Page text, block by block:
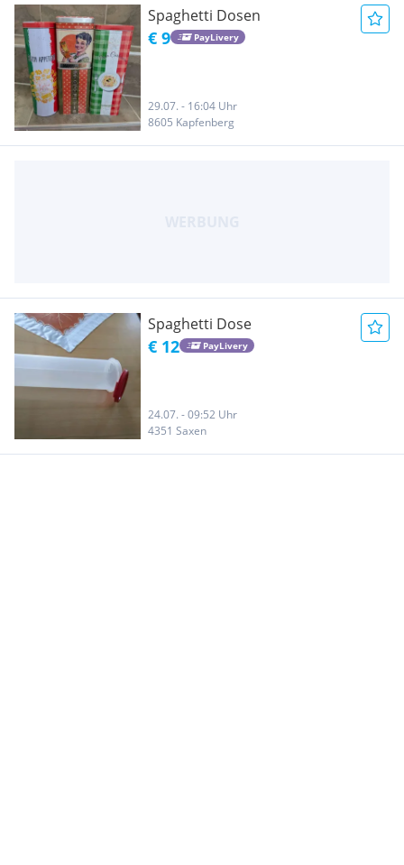
Spaghetti Dosen
€ 9 PayLivery
29.07. - 16:04 Uhr
8605 Kapfenberg
Spaghetti Dose
€ 12 PayLivery
24.07. - 09:52 Uhr
4351 Saxen